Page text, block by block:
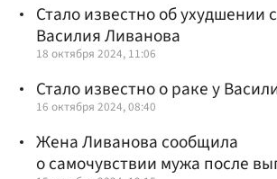
Стало известно об ухудшении
Василия Ливанова
18 октября 2024, 11:06
Стало известно о раке у
16 октября 2024, 08:40
Жена Ливанова сообщила
о самочувствии мужа после